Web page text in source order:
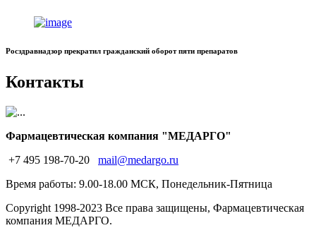
Росздравнадзор прекратил гражданский оборот пяти препаратов
Контакты
Фармацевтическая компания "МЕДАРГО"
+7 495 198-70-20
mail@medargo.ru
Время работы: 9.00-18.00 МСК, Понедельник-Пятница
Copyright 1998-2023 Все права защищены, Фармацевтическая
компания МЕДАРГО.